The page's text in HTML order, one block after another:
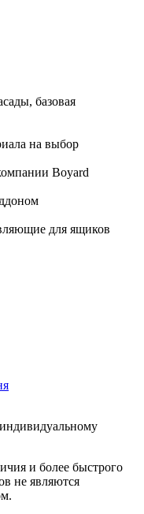
базовая
на выбор
Boyard
для ящиков
и более быстрого
не являются